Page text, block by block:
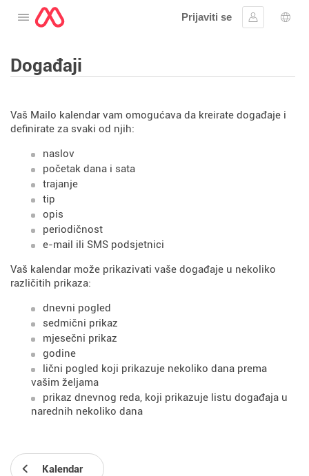
Otvorite meni
Prijaviti se
Prijavite se
Događaji
Vaš Mailo kalendar vam omogućava da kreirate događaje i
definirate za svaki od njih:
naslov
početak dana i sata
trajanje
tip
opis
periodičnost
e-mail ili SMS podsjetnici
Vaš kalendar može prikazivati ​​vaše događaje u nekoliko
različitih prikaza:
dnevni pogled
sedmični prikaz
mjesečni prikaz
godine
lični pogled koji prikazuje nekoliko dana prema
vašim željama
prikaz dnevnog reda, koji prikazuje listu događaja u
narednih nekoliko dana
Kalendar